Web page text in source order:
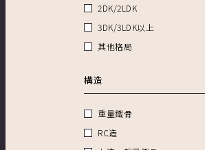
2DK/2LDK
3DK/3LDK以上
其他格局
構造
重量鐵骨
RC造